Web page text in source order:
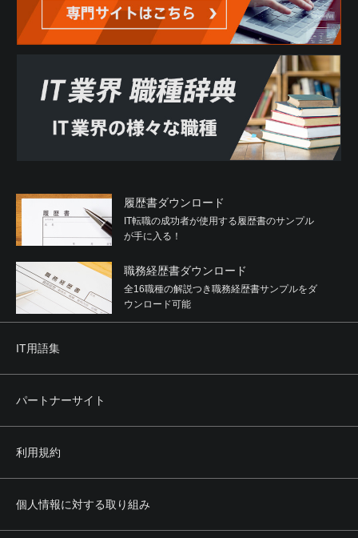
履歴書ダウンロード
IT転職の成功者が使用する履歴書のサンプル
が手に入る！
職務経歴書ダウンロード
全16職種の解説つき職務経歴書サンプルをダ
ウンロード可能
IT用語集
パートナーサイト
利用規約
個人情報に対する取り組み